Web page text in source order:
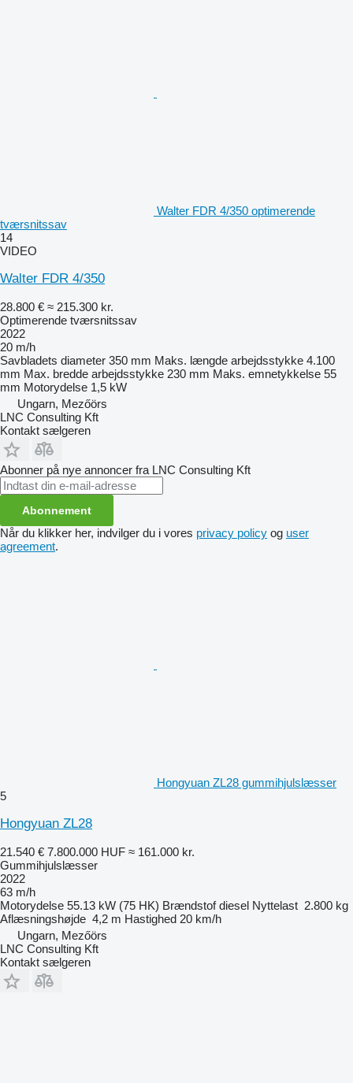
Walter FDR 4/350 optimerende
tværsnitssav
14
VIDEO
Walter FDR 4/350
28.800 € ≈ 215.300 kr.
Optimerende tværsnitssav
2022
20 m/h
Savbladets diameter 350 mm Maks. længde arbejdsstykke 4.100
mm Max. bredde arbejdsstykke 230 mm Maks. emnetykkelse 55
mm Motorydelse 1,5 kW
Ungarn, Mezőörs
LNC Consulting Kft
Kontakt sælgeren
Abonner på nye annoncer fra LNC Consulting Kft
Abonnement
Når du klikker her, indvilger du i vores privacy policy og user
agreement.
Hongyuan ZL28 gummihjulslæsser
5
Hongyuan ZL28
21.540 € 7.800.000 HUF ≈ 161.000 kr.
Gummihjulslæsser
2022
63 m/h
Motorydelse 55.13 kW (75 HK) Brændstof diesel Nyttelast 2.800 kg
Aflæsningshøjde 4,2 m Hastighed 20 km/h
Ungarn, Mezőörs
LNC Consulting Kft
Kontakt sælgeren